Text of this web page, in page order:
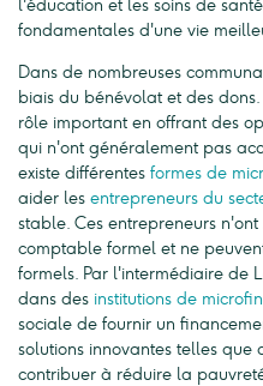
l'éducation et les soins de
fondamentales d'une vie
Dans de nombreuses
biais du bénévolat et des
rôle important en offrant des
qui n'ont généralement pas
existe différentes formes de
aider les entrepreneurs du
stable. Ces entrepreneurs
comptable formel et ne
formels. Par l'intermédiaire de
dans des institutions de
sociale de fournir un
solutions innovantes telles
contribuer à réduire la